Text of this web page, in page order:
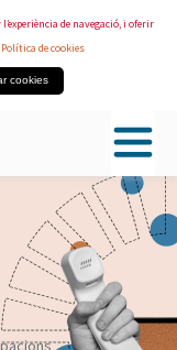
de navegació, i oferir
Política de cookies
cookies